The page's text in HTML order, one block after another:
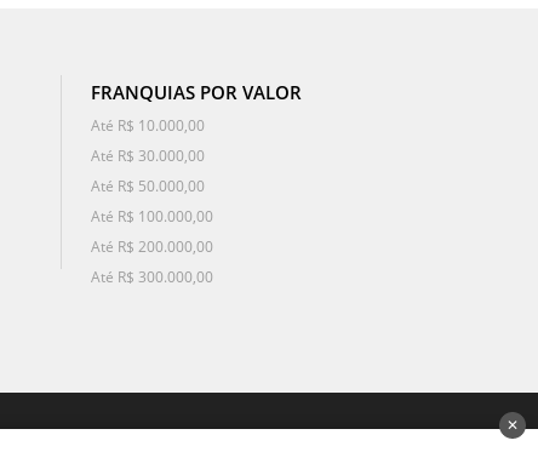
FRANQUIAS POR VALOR
Até R$ 10.000,00
Até R$ 30.000,00
Até R$ 50.000,00
Até R$ 100.000,00
Até R$ 200.000,00
Até R$ 300.000,00
✕